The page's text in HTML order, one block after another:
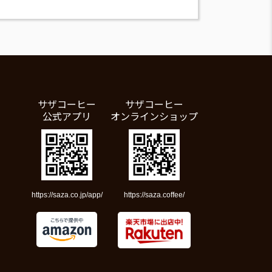
サザコーヒー
公式アプリ
https://saza.co.jp/app/
サザコーヒー
オンラインショップ
https://saza.coffee/